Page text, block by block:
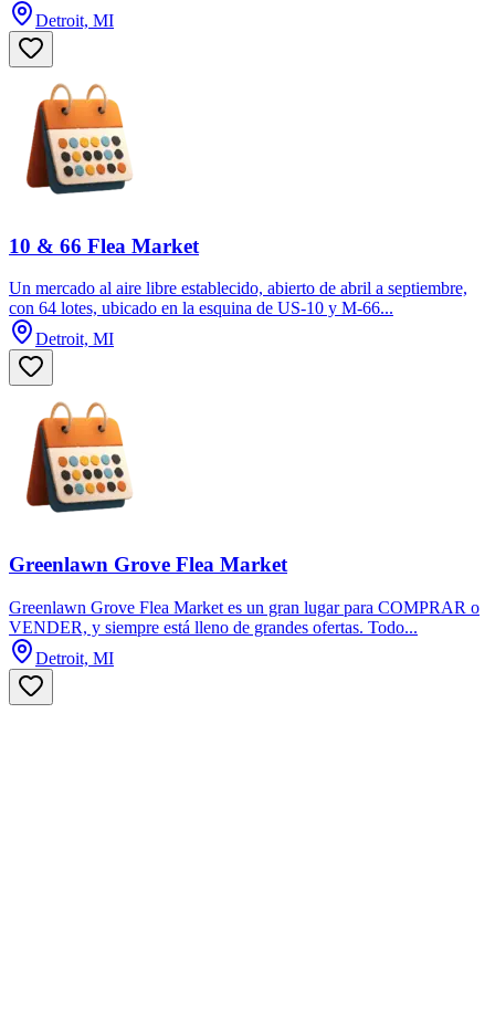
Detroit, MI
10 & 66 Flea Market
Un mercado al aire libre establecido, abierto de abril a septiembre,
con 64 lotes, ubicado en la esquina de US-10 y M-66...
Detroit, MI
Greenlawn Grove Flea Market
Greenlawn Grove Flea Market es un gran lugar para COMPRAR o
VENDER, y siempre está lleno de grandes ofertas. Todo...
Detroit, MI